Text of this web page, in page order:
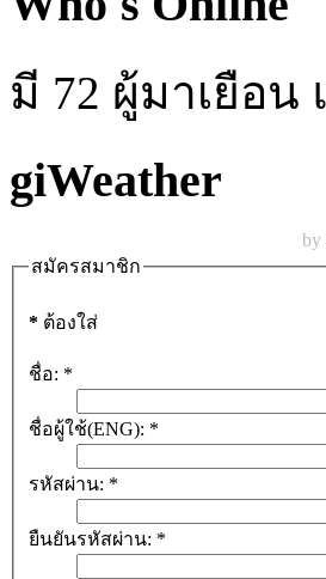
มี 72 ผู้มาเยือ
giWeather
by
สมัครสมาชิก
* ต้องใส่
ชื่อ: *
ชื่อผู้ใช้(ENG): *
รหัสผ่าน: *
ยืนยันรหัสผ่าน: *